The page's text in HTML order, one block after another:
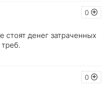
0
денег затраченных
0